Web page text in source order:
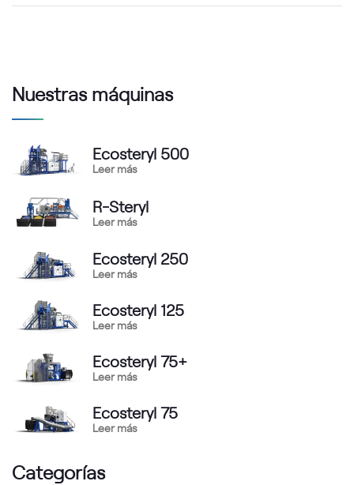
Nuestras máquinas
Ecosteryl 500
Leer más
R-Steryl
Leer más
Ecosteryl 250
Leer más
Ecosteryl 125
Leer más
Ecosteryl 75+
Leer más
Ecosteryl 75
Leer más
Categorías